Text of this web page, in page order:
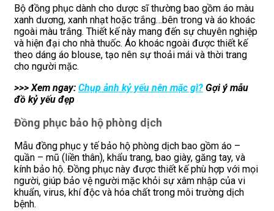
Bộ đồng phục dành cho dược sĩ thường bao gồm áo màu
xanh dương, xanh nhạt hoặc trắng…bên trong và áo khoác
ngoài màu trắng. Thiết kế này mang đến sự chuyên nghiệp
và hiện đại cho nhà thuốc. Áo khoác ngoài được thiết kế
theo dáng áo blouse, tạo nên sự thoải mái và thời trang
cho người mặc.
>>> Xem ngay: Chụp ảnh kỷ yếu nên mặc gì? Gợi ý mẫu
đồ kỷ yếu đẹp
Đồng phục bảo hộ phòng dịch
Mẫu đồng phục y tế bảo hộ phòng dịch bao gồm áo –
quần – mũ (liền thân), khẩu trang, bao giày, găng tay, và
kính bảo hộ. Đồng phục này được thiết kế phù hợp với mọi
người, giúp bảo vệ người mặc khỏi sự xâm nhập của vi
khuẩn, virus, khí độc và hóa chất trong môi trường dịch
bệnh.